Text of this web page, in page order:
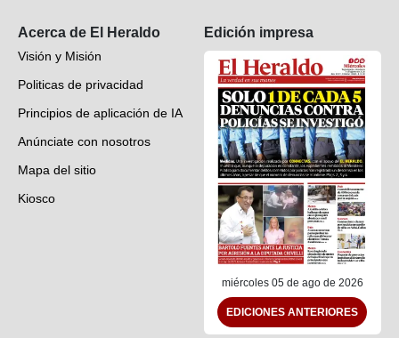
Acerca de El Heraldo
Visión y Misión
Politicas de privacidad
Principios de aplicación de IA
Anúnciate con nosotros
Mapa del sitio
Kiosco
Edición impresa
miércoles 05 de ago de 2026
EDICIONES ANTERIORES